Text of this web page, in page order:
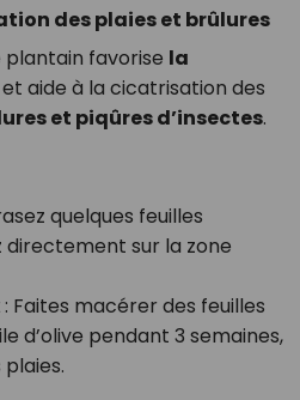
des plaies et brûlures
plantain favorise la
aide à la cicatrisation des
et piqûres d’insectes.
quelques feuilles
sur la zone
: Faites macérer des feuilles
d’olive pendant 3 semaines,